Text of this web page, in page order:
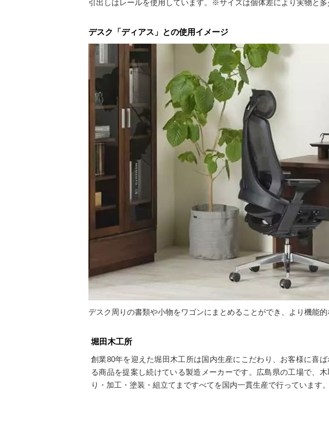
引出しはレールを使用しています。※サイズは個体差により実物と多
デスク「ディアス」との使用イメージ
デスク周りの書類や小物をワゴンにまとめることができ、より機能
堀田木工所
創業80年を迎えた堀田木工所は国内生産にこだわり、お客様に喜ば
る商品を提案し続けている製造メーカーです。広島県の工場で、木
り・加工・塗装・組立てまですべてを国内一貫生産で行っています。